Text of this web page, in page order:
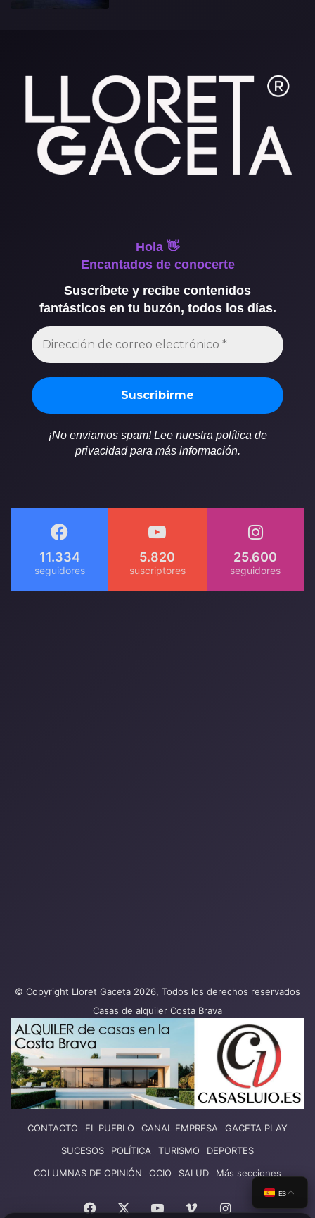
Hola 👋
Encantados de conocerte
Suscríbete y recibe contenidos
fantásticos en tu buzón, todos los días.
¡No enviamos spam! Lee nuestra política de
privacidad para más información.
11.334 5.820 25.600
© Copyright Lloret Gaceta 2026, Todos los derechos reservados
Casas de alquiler Costa Brava
CONTACTO EL PUEBLO CANAL EMPRESA
GACETA PLAY
SUCESOS
POLÍTICA TURISMO
DEPORTES
COLUMNAS DE OPINIÓN
OCIO SALUD Más secciones
Facebook YouTubeVimeoInstagram
ES